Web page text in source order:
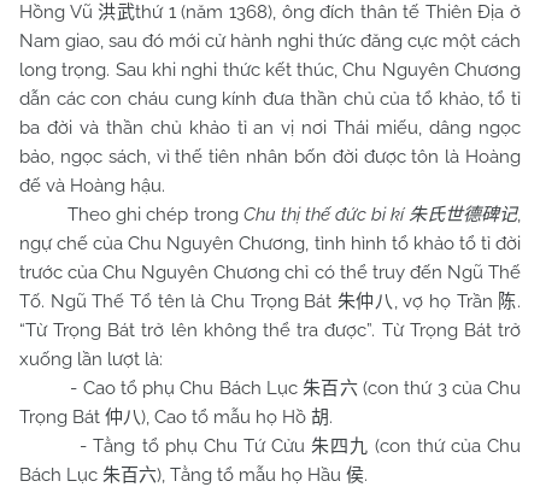
Hồng Vũ 洪武thứ 1 (năm 1368), ông đích thân tế Thiên Địa ở
Nam giao, sau đó mới cử hành nghi thức đăng cực một cách
long trọng. Sau khi nghi thức kết thúc, Chu Nguyên Chương
dẫn các con cháu cung kính đưa thần chủ của tổ khảo, tổ tỉ
ba đời và thần chủ khảo tỉ an vị nơi Thái miếu, dâng ngọc
bảo, ngọc sách, vì thế tiên nhân bốn đời được tôn là Hoàng
đế và Hoàng hậu.
Theo ghi chép trong Chu thị thế đức bi kí 朱氏世德碑记,
ngự chế của Chu Nguyên Chương, tình hình tổ khảo tổ tỉ đời
trước của Chu Nguyên Chương chỉ có thể truy đến Ngũ Thế
Tố. Ngũ Thế Tổ tên là Chu Trọng Bát 朱仲八 , vợ họ Trần 陈.
“Từ Trọng Bát trở lên không thể tra được”. Từ Trọng Bát trở
xuống lần lượt là:
- Cao tổ phụ Chu Bách Lục朱百六(con thứ 3 của Chu
Trọng Bát 仲八), Cao tổ mẫu họ Hồ 胡.
- Tằng tổ phụ Chu Tứ Cửu 朱四九 (con thứ của Chu
Bách Lục 朱百六), Tằng tổ mẫu họ Hầu 侯.